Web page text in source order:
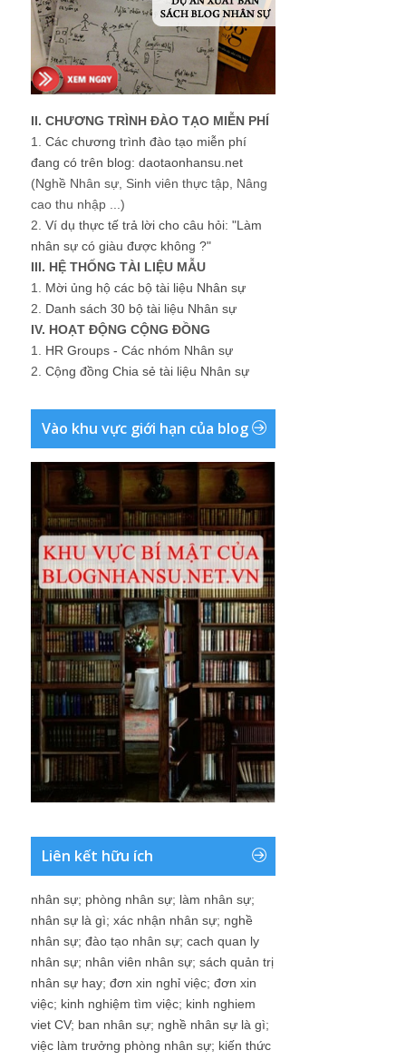
II. CHƯƠNG TRÌNH ĐÀO TẠO MIỄN PHÍ
1. Các chương trình đào tạo miễn phí
đang có trên blog: daotaonhansu.net
(Nghề Nhân sự, Sinh viên thực tập, Nâng
cao thu nhập ...)
2. Ví dụ thực tế trả lời cho câu hỏi: "Làm
nhân sự có giàu được không ?"
III. HỆ THỐNG TÀI LIỆU MẪU
1. Mời ủng hộ các bộ tài liệu Nhân sự
2. Danh sách 30 bộ tài liệu Nhân sự
IV. HOẠT ĐỘNG CỘNG ĐỒNG
1. HR Groups - Các nhóm Nhân sự
2. Cộng đồng Chia sẻ tài liệu Nhân sự
Vào khu vực giới hạn của blog
Liên kết hữu ích
nhân sự; phòng nhân sự; làm nhân sự;
nhân sự là gì; xác nhận nhân sự; nghề
nhân sự; đào tạo nhân sự; cach quan ly
nhân sự; nhân viên nhân sự; sách quản trị
nhân sự hay; đơn xin nghỉ việc; đơn xin
việc; kinh nghiệm tìm việc; kinh nghiem
viet CV; ban nhân sự; nghề nhân sự là gì;
việc làm trưởng phòng nhân sự; kiến thức